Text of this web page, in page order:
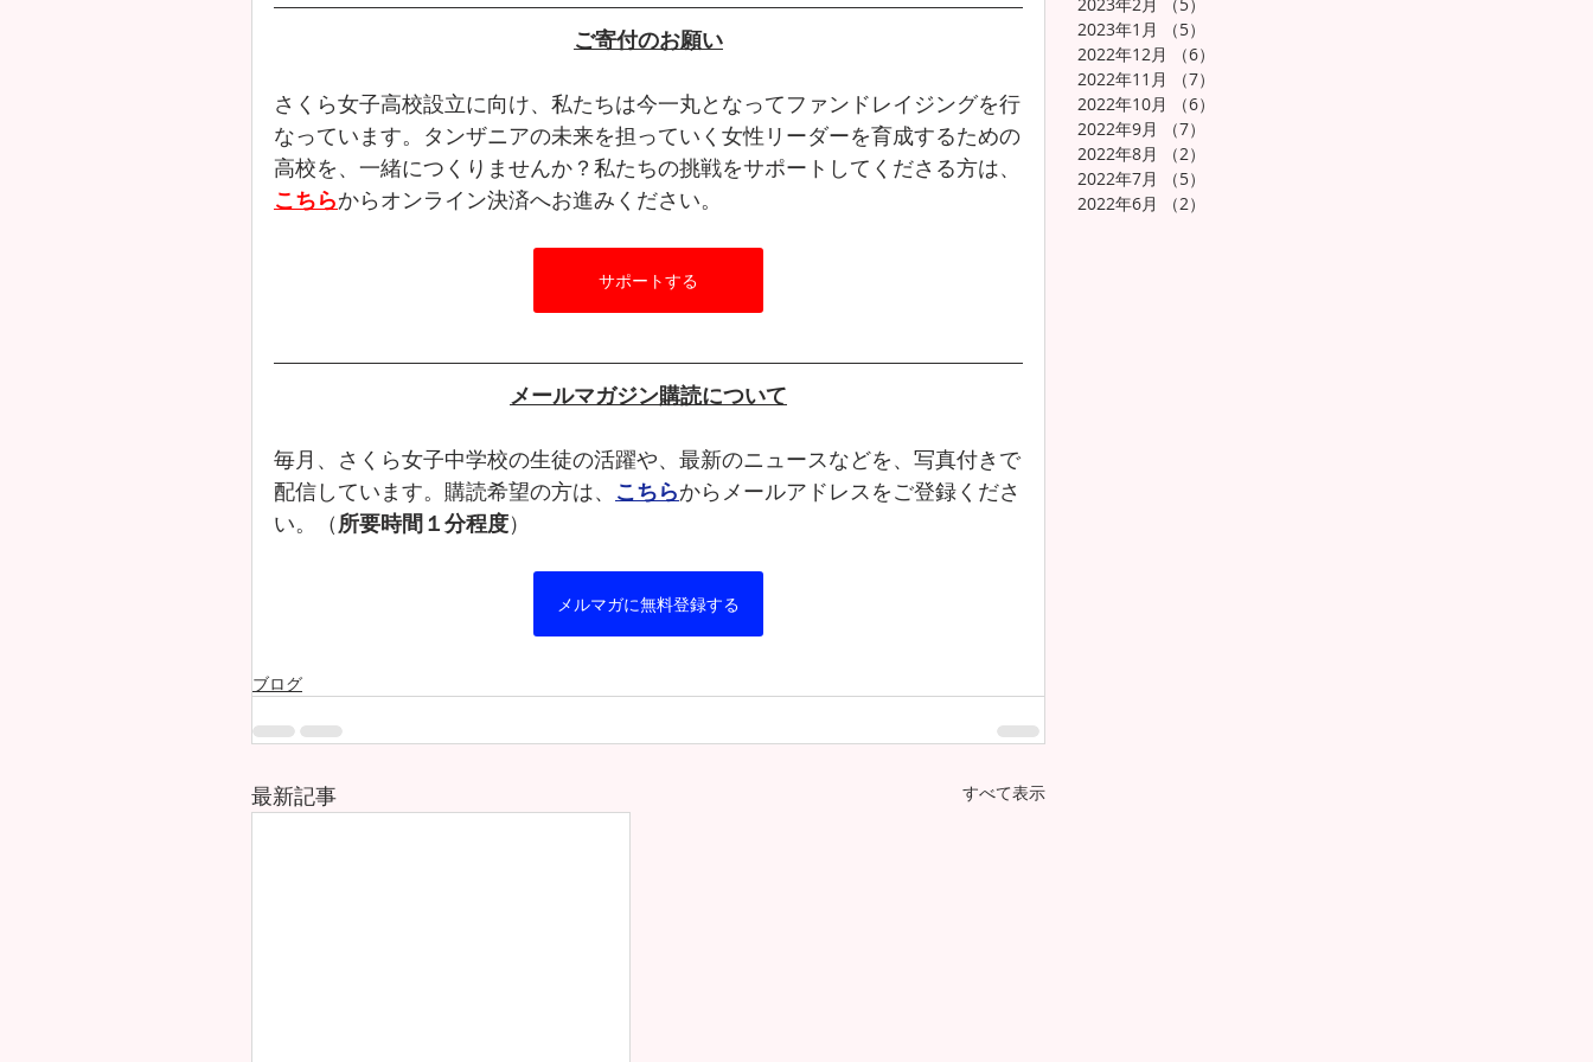
ご寄付のお願い
さくら女子高校設立に向け、私たちは今一丸となってファンドレイジングを行
なっています。タンザニアの未来を担っていく女性リーダーを育成するための
高校を、一緒につくりませんか？私たちの挑戦をサポートしてくださる方は、
こちらからオンライン決済へお進みください。
サポートする
メールマガジン購読について
毎月、さくら女子中学校の生徒の活躍や、最新のニュースなどを、写真付きで
配信しています。購読希望の方は、 こちらからメールアドレスをご登録くださ
い。（所要時間１分程度）
メルマガに無料登録する
ブログ
最新記事 すべて表示
2023年1月
（5）
2022年12月
（6）
2022年11月
（7）
2022年10月
（6）
2022年9月
（7）
2022年8月
（2）
2022年7月
（5）
2022年6月
（2）